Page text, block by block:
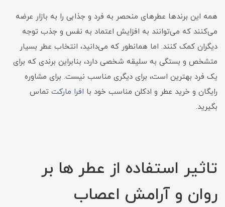
همه این برندها عطرهای منحصر به فرد و جذابی را به بازار عرضه
می‌کنند که می‌توانند به افزایش اعتماد به نفس و جذب توجه
دیگران کمک کنند. اما همانطور که می‌دانید، انتخاب عطر بسیار
متشخص و بستگی به سلیقه شخصی دارد، بنابراین برندی که برای
یک فرد بهترین است، برای دیگری مناسب نیست. برای مشاوره
رایگان و خرید عطر و ادکلن مناسب خود با افرا مارکت تماس
بگیرید.
تاثیر استفاده از عطر ها بر
روان و آرامش اعصاب